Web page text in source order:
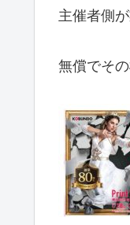
主催者側
無償でそ